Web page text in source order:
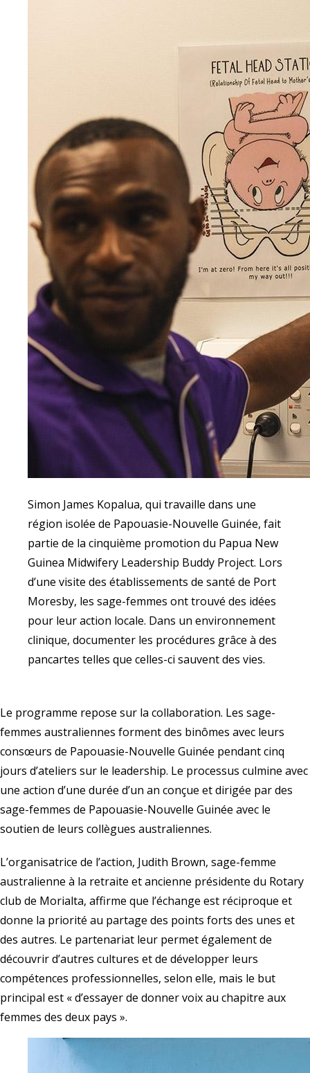
Simon James Kopalua, qui travaille dans une
région isolée de Papouasie-Nouvelle Guinée, fait
partie de la cinquième promotion du Papua New
Guinea Midwifery Leadership Buddy Project. Lors
d’une visite des établissements de santé de Port
Moresby, les sage-femmes ont trouvé des idées
pour leur action locale. Dans un environnement
clinique, documenter les procédures grâce à des
pancartes telles que celles-ci sauvent des vies.
Le programme repose sur la collaboration. Les sage-
femmes australiennes forment des binômes avec leurs
consœurs de Papouasie-Nouvelle Guinée pendant cinq
jours d’ateliers sur le leadership. Le processus culmine avec
une action d’une durée d’un an conçue et dirigée par des
sage-femmes de Papouasie-Nouvelle Guinée avec le
soutien de leurs collègues australiennes.
L’organisatrice de l’action, Judith Brown, sage-femme
australienne à la retraite et ancienne présidente du Rotary
club de Morialta, affirme que l’échange est réciproque et
donne la priorité au partage des points forts des unes et
des autres. Le partenariat leur permet également de
découvrir d’autres cultures et de développer leurs
compétences professionnelles, selon elle, mais le but
principal est « d’essayer de donner voix au chapitre aux
femmes des deux pays ».